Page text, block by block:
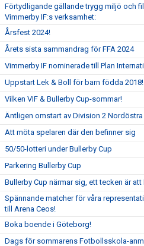
Förtydligande gällande trygg miljö och
Vimmerby IF:s verksamhet:
Årsfest 2024!
Årets sista sammandrag för FFA 2024
Vimmerby IF nominerade till Plan
Uppstart Lek & Boll för barn födda 2018!
Vilken VIF & Bullerby Cup-sommar!
Äntligen omstart av Division 2
Att möta spelaren där den befinner sig
50/50-lotteri under Bullerby Cup
Parkering Bullerby Cup
Bullerby Cup närmar sig, ett tecken är
Spännande matcher för våra
till Arena Ceos!
Boka boende i Göteborg!
Dags för sommarens Fotbollsskola-